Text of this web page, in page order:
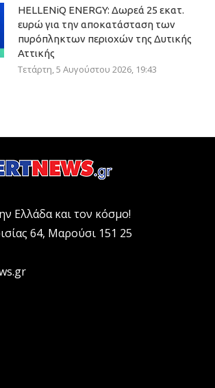
HELLENiQ ENERGY: Δωρεά 25 εκατ.
ευρώ για την αποκατάσταση των
πυρόπληκτων περιοχών της Δυτικής
Αττικής
Τετάρτη, 5 Αυγούστου 2026, 19:43
Ελλάδα και τον κόσμο!
64, Μαρούσι 151 25